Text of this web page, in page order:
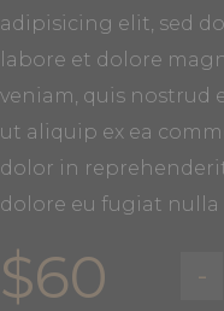
adipisicing elit, sed
labore et dolore
veniam, quis nostrud
ut aliquip ex ea
dolor in
dolore eu fugiat nulla
$60 -